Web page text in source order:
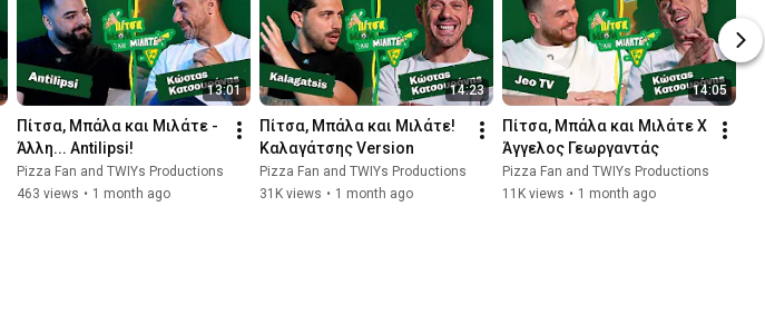
13:01
Πίτσα, Μπάλα και Μιλάτε -
Άλλη... Antilipsi!
Pizza Fan and TWIYs Productions
463 views • 1 month ago
14:23
Πίτσα, Μπάλα και Μιλάτε!
Καλαγάτσης Version
Pizza Fan and TWIYs Productions
31K views • 1 month ago
14:05
Πίτσα, Μπάλα και Μιλάτε Χ
Άγγελος Γεωργαντάς
Pizza Fan and TWIYs Productions
11K views • 1 month ago